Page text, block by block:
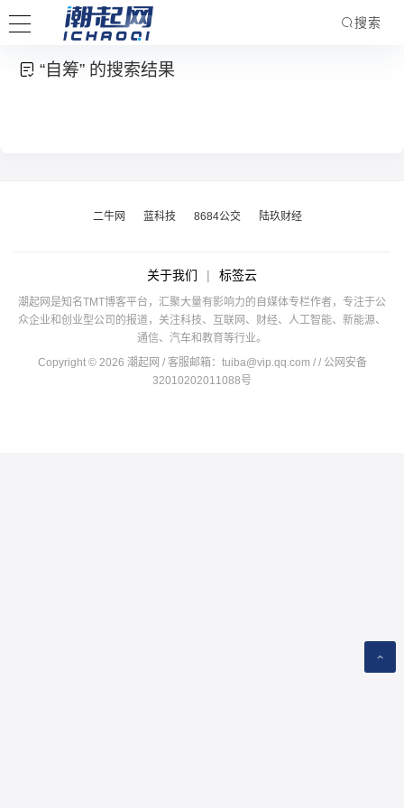
搜索
“自筹” 的搜索结果
二牛网 蓝科技 8684公交 陆玖财经
关于我们 | 标签云
潮起网是知名TMT博客平台，汇聚大量有影响力的自媒体专栏作者，专注于公
众企业和创业型公司的报道，关注科技、互联网、财经、人工智能、新能源、
通信、汽车和教育等行业。
Copyright © 2026 潮起网 / 客服邮箱： tuiba@vip.qq.com / / 公网安备
32010202011088号